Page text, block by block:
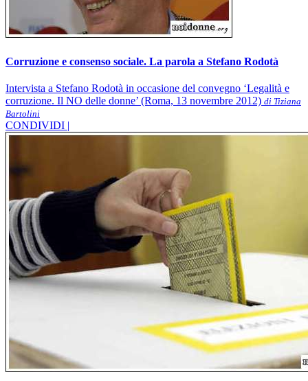
Corruzione e consenso sociale. La parola a Stefano Rodotà
Intervista a Stefano Rodotà in occasione del convegno ‘Legalità e
corruzione. Il NO delle donne’ (Roma, 13 novembre 2012) di Tiziana
Bartolini
CONDIVIDI |